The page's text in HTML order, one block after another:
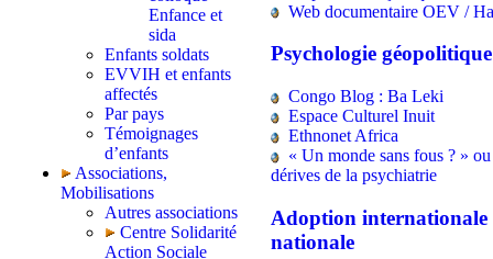
Enfance et
sida
Enfants soldats
EVVIH et enfants
affectés
Par pays
Témoignages
d’enfants
Associations,
Mobilisations
Autres associations
Centre Solidarité
Action Sociale
Web documentaire OEV /
Psychologie géopolitique
Congo Blog : Ba Leki
Espace Culturel Inuit
Ethnonet Africa
« Un monde sans fous ? »
dérives de la psychiatrie
Adoption internationale
nationale